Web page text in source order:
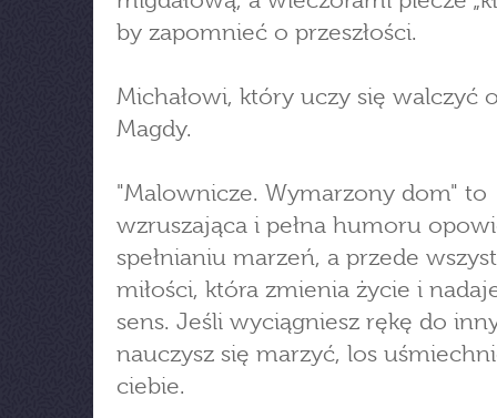
by zapomnieć o przeszłości.
Michałowi, który uczy się walczyć
Magdy.
"Malownicze. Wymarzony dom" to
wzruszająca i pełna humoru
spełnianiu marzeń, a przede
miłości, która zmienia życie i
sens. Jeśli wyciągniesz rękę do
nauczysz się marzyć, los
ciebie.